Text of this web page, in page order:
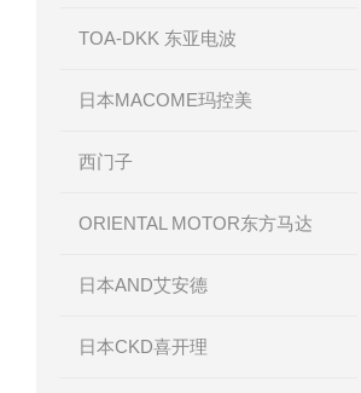
TOA-DKK 东亚电波
日本MACOME玛控美
西门子
ORIENTAL MOTOR东方马达
日本AND艾安德
日本CKD喜开理